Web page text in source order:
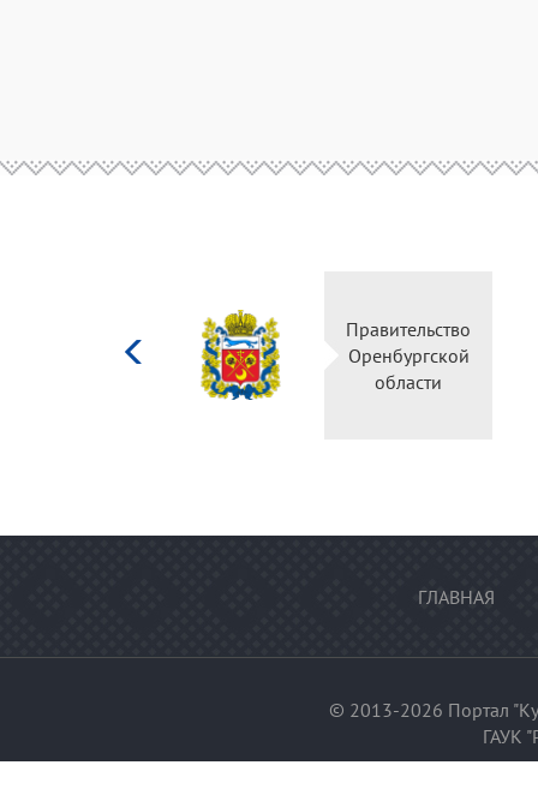
культуры
Российской
Правительство
Оренбургской
области
ГЛАВНАЯ
© 2013-2026 Портал
ГАУК